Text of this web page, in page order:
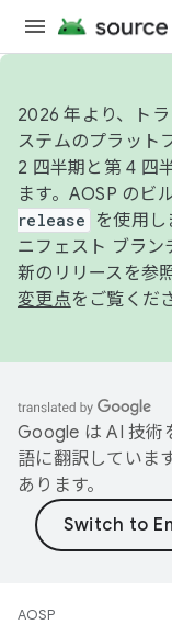
2026 年より、ト
ステムのプラット
2 四半期と第 4 四
ます。AOSP のビ
release
を使用し
ニフェスト ブラン
新のリリースを参
変更点をご覧くだ
Google は AI 技術
語に翻訳していま
あります。
AOSP